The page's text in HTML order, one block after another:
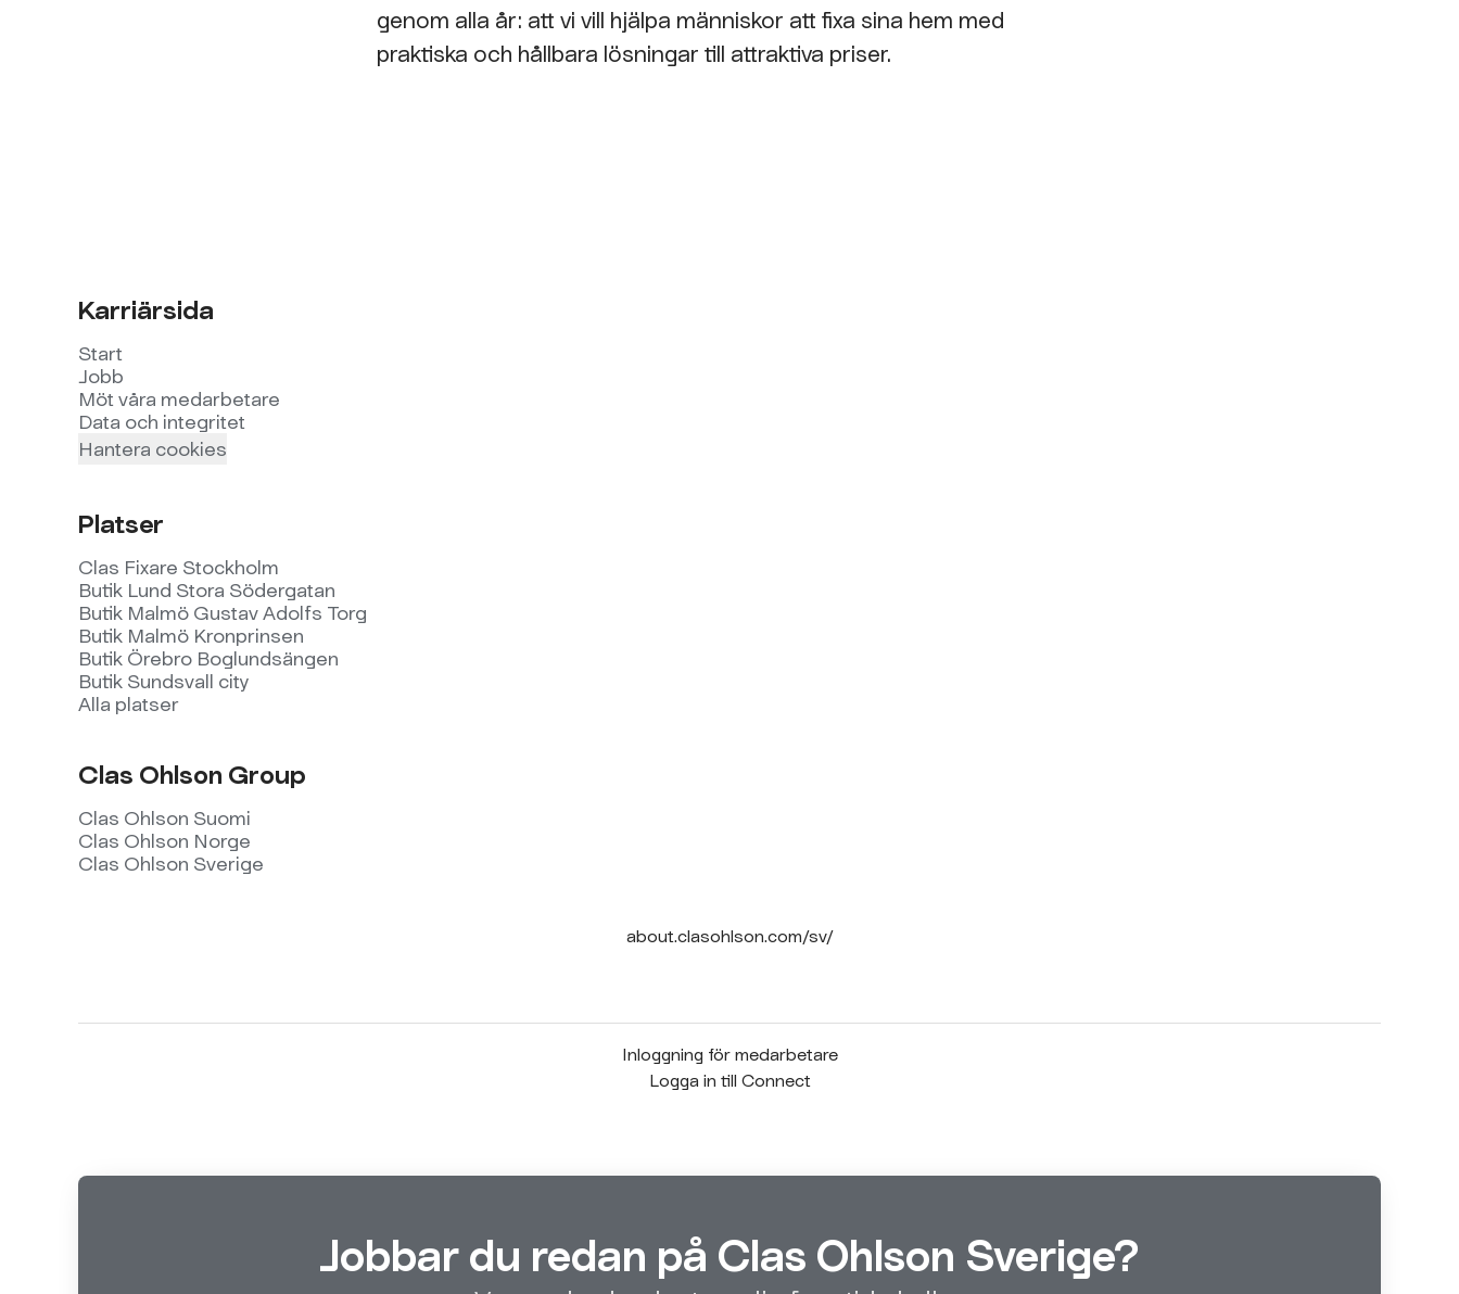
genom alla år: att vi vill hjälpa människor att fixa sina hem med
praktiska och hållbara lösningar till attraktiva priser.
Karriärsida
Start
Jobb
Möt våra medarbetare
Data och integritet
Hantera cookies
Platser
Clas Fixare Stockholm
Butik Lund Stora Södergatan
Butik Malmö Gustav Adolfs Torg
Butik Malmö Kronprinsen
Butik Örebro Boglundsängen
Butik Sundsvall city
Alla platser
Clas Ohlson Group
Clas Ohlson Suomi
Clas Ohlson Norge
Clas Ohlson Sverige
about.clasohlson.com/sv/
Inloggning för medarbetare
Logga in till Connect
Jobbar du redan på Clas Ohlson Sverige?